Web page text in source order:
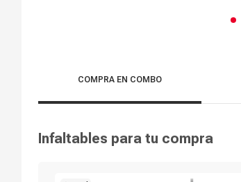
COMPRA EN COMBO
Infaltables para tu compra